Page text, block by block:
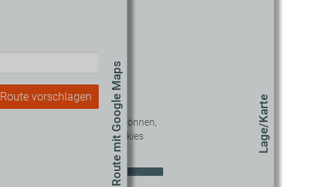
Route mit Google Maps
Route vorschlagen Lage/Karte
Um diesen Inhalt sehen zu können,
müssen Sie unseren Cookies
Cookie-Einstellungen aktualisieren